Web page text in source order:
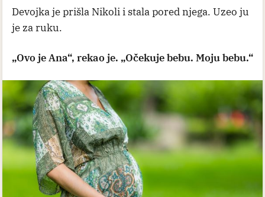
Devojka je prišla Nikoli i stala pored njega. Uzeo ju
je za ruku.
„Ovo je Ana“, rekao je. „Očekuje bebu. Moju bebu.“